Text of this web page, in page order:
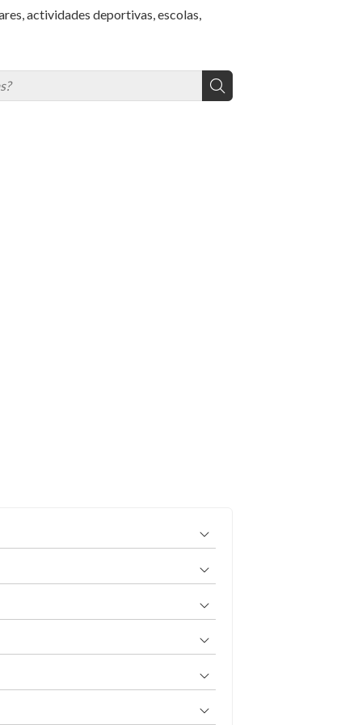
actividades deportivas, escolas,